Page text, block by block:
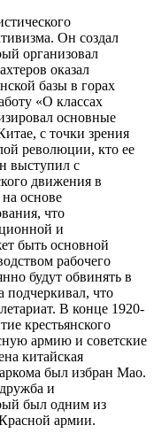
Он создал
организовал
оказал
базы в горах
«О классах
основные
с точки зрения
революции, кто ее
выступил с
движения в
основе
что
и
быть основной
рабочего
будут обвинять в
подчеркивал, что
В конце 1920-
крестьянского
армию и советские
китайская
был избран Мао.
и
был одним из
армии.